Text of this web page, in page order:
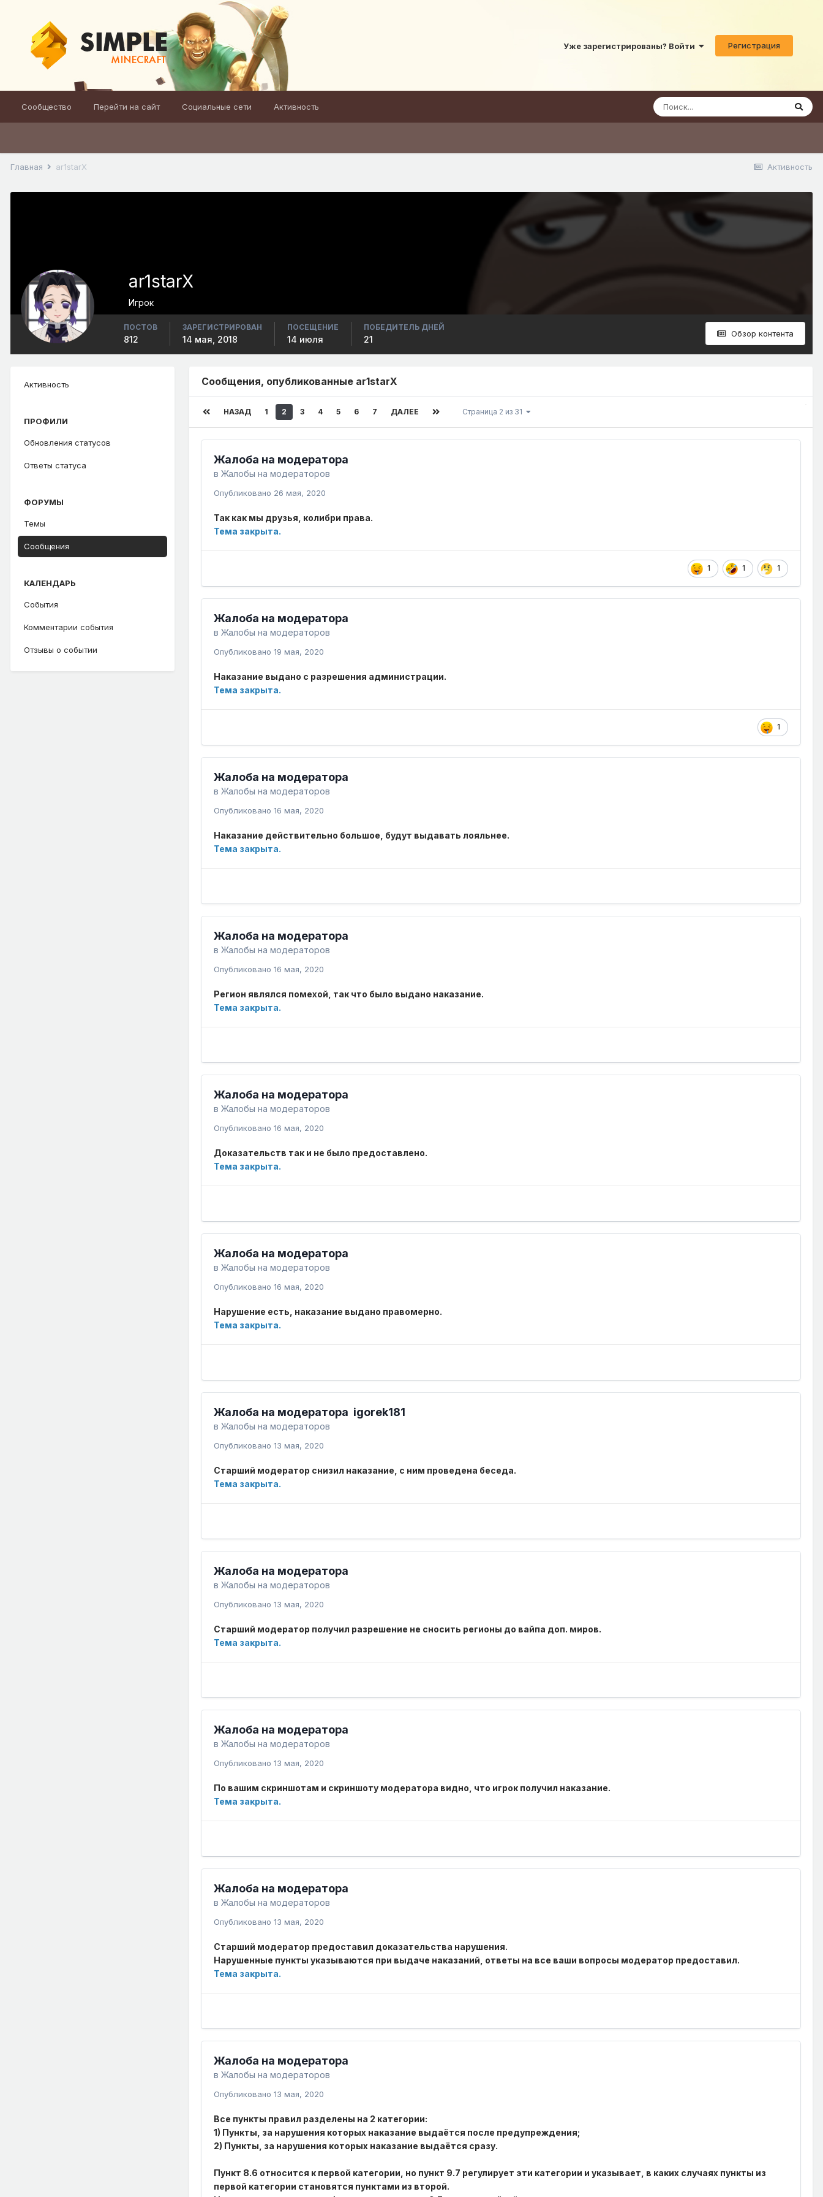
Уже зарегистрированы? Войти Регистрация
Сообщество Перейти на сайт Социальные сети Активность
Активность
Главная ar1starX
ar1starX
Игрок
Обзор контента
ПОСТОВ
812
ЗАРЕГИСТРИРОВАН
14 мая, 2018
ПОСЕЩЕНИЕ
14 июля
ПОБЕДИТЕЛЬ ДНЕЙ
21
Активность
ПРОФИЛИ
Обновления статусов
Ответы статуса
ФОРУМЫ
Темы
Сообщения
КАЛЕНДАРЬ
События
Комментарии события
Отзывы о событии
Сообщения, опубликованные ar1starX
НАЗАД 1 2 3 4 5 6 7 ДАЛЕЕ Страница 2 из 31
Жалоба на модератора
в Жалобы на модераторов
Опубликовано 26 мая, 2020
Так как мы друзья, колибри права.
Тема закрыта.
1 1 1
Жалоба на модератора
в Жалобы на модераторов
Опубликовано 19 мая, 2020
Наказание выдано с разрешения администрации.
Тема закрыта.
1
Жалоба на модератора
в Жалобы на модераторов
Опубликовано 16 мая, 2020
Наказание действительно большое, будут выдавать лояльнее.
Тема закрыта.
Жалоба на модератора
в Жалобы на модераторов
Опубликовано 16 мая, 2020
Регион являлся помехой, так что было выдано наказание.
Тема закрыта.
Жалоба на модератора
в Жалобы на модераторов
Опубликовано 16 мая, 2020
Доказательств так и не было предоставлено.
Тема закрыта.
Жалоба на модератора
в Жалобы на модераторов
Опубликовано 16 мая, 2020
Нарушение есть, наказание выдано правомерно.
Тема закрыта.
Жалоба на модератора igorek181
в Жалобы на модераторов
Опубликовано 13 мая, 2020
Старший модератор снизил наказание, с ним проведена беседа.
Тема закрыта.
Жалоба на модератора
в Жалобы на модераторов
Опубликовано 13 мая, 2020
Старший модератор получил разрешение не сносить регионы до вайпа доп. миров.
Тема закрыта.
Жалоба на модератора
в Жалобы на модераторов
Опубликовано 13 мая, 2020
По вашим скриншотам и скриншоту модератора видно, что игрок получил наказание.
Тема закрыта.
Жалоба на модератора
в Жалобы на модераторов
Опубликовано 13 мая, 2020
Старший модератор предоставил доказательства нарушения.
Нарушенные пункты указываются при выдаче наказаний, ответы на все ваши вопросы модератор предоставил.
Тема закрыта.
Жалоба на модератора
в Жалобы на модераторов
Опубликовано 13 мая, 2020
Все пункты правил разделены на 2 категории:
1) Пункты, за нарушения которых наказание выдаётся после предупреждения;
2) Пункты, за нарушения которых наказание выдаётся сразу.
Пункт 8.6 относится к первой категории, но пункт 9.7 регулирует эти категории и указывает, в каких случаях пункты из
первой категории становятся пунктами из второй.